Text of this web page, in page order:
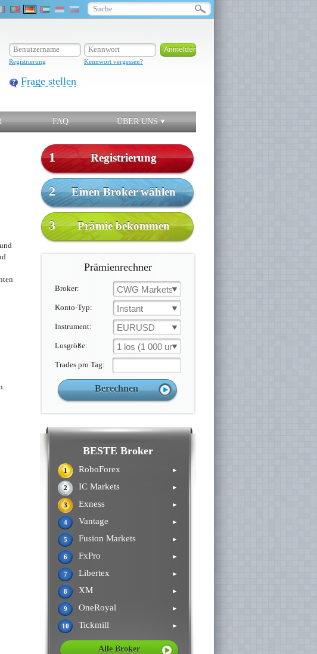
Registrierung Kennwort vergessen?
Frage stellen
FAQ ÜBER UNS
1 Registrierung
2 Einen Broker wählen
3 Prämie bekommen
Prämienrechner
Broker: CWG Markets
Konto-Typ: Instant
Instrument: EURUSD
Losgröße: 1 los (1 000 un.)
Trades pro Tag:
BESTE Broker
1 RoboForex ►
2 IC Markets ►
3 Exness ►
4 Vantage ►
5 Fusion Markets ►
6 FxPro ►
7 Libertex ►
8 XM ►
9 OneRoyal ►
10 Tickmill ►
Alle Broker